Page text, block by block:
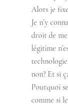
Alors je
Je n’y
droit de me
légitime
non? Et si
Pourquoi
comme si